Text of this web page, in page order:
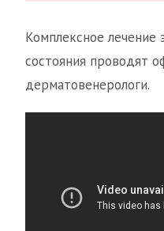
Комплексное лечение
состояния проводят
дерматовенерологи.